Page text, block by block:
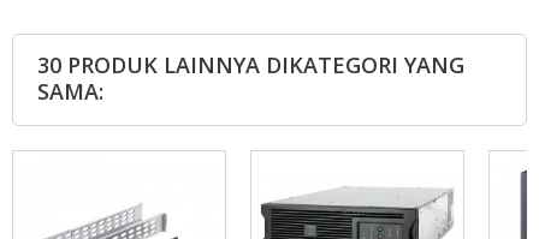
30 PRODUK LAINNYA DIKATEGORI YANG
SAMA: